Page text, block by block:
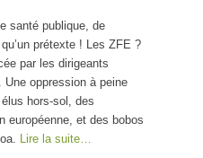
santé publique, de
prétexte ! Les ZFE ?
par les dirigeants
oppression à peine
hors-sol, des
européenne, et des bobos
Lire la suite…